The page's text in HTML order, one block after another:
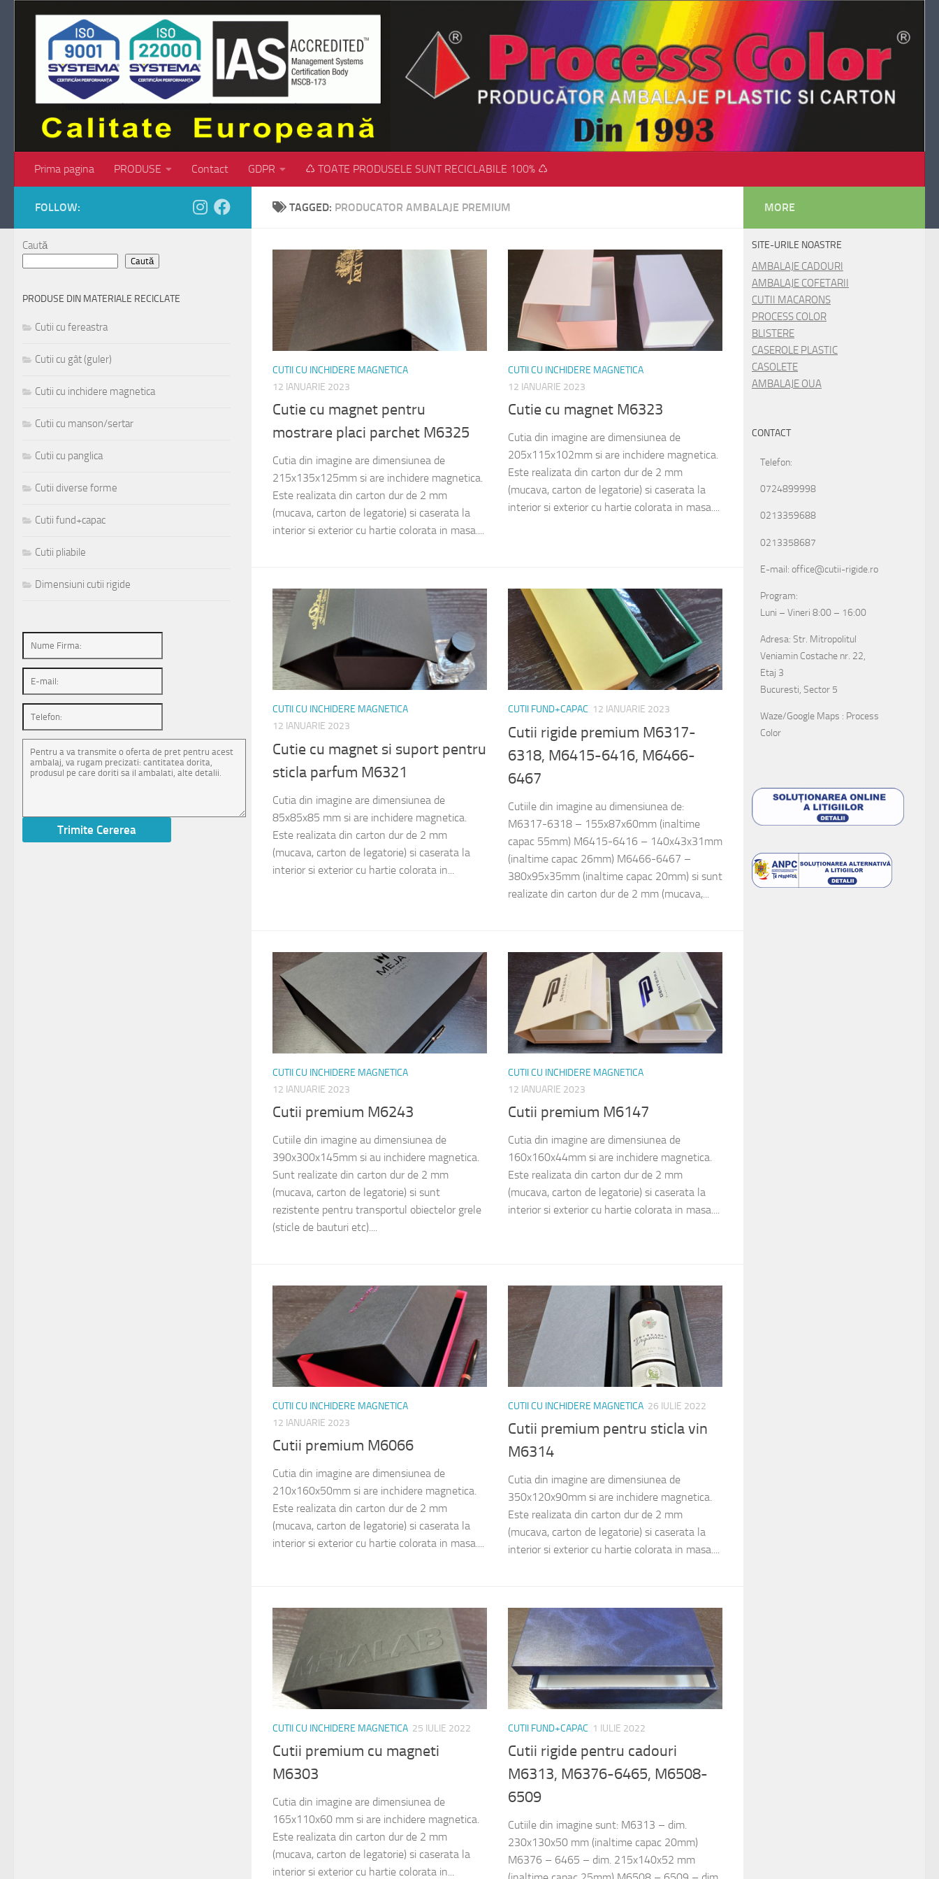
Skip to content
Prima pagina PRODUSE Contact GDPR ♺ TOATE PRODUSELE SUNT RECICLABILE 100% ♺
TAGGED: PRODUCATOR AMBALAJE PREMIUM
CUTII CU INCHIDERE MAGNETICA
12 IANUARIE 2023
Cutie cu magnet pentru
mostrare placi parchet M6325
Cutia din imagine are dimensiunea de
215x135x125mm si are inchidere magnetica.
Este realizata din carton dur de 2 mm
(mucava, carton de legatorie) si caserata la
interior si exterior cu hartie colorata in masa....
CUTII CU INCHIDERE MAGNETICA
12 IANUARIE 2023
Cutie cu magnet M6323
Cutia din imagine are dimensiunea de
205x115x102mm si are inchidere magnetica.
Este realizata din carton dur de 2 mm
(mucava, carton de legatorie) si caserata la
interior si exterior cu hartie colorata in masa....
CUTII CU INCHIDERE MAGNETICA
12 IANUARIE 2023
Cutie cu magnet si suport pentru
sticla parfum M6321
Cutia din imagine are dimensiunea de
85x85x85 mm si are inchidere magnetica.
Este realizata din carton dur de 2 mm
(mucava, carton de legatorie) si caserata la
interior si exterior cu hartie colorata in...
CUTII FUND+CAPAC 12 IANUARIE 2023
Cutii rigide premium M6317-
6318, M6415-6416, M6466-
6467
Cutiile din imagine au dimensiunea de:
M6317-6318 – 155x87x60mm (inaltime
capac 55mm) M6415-6416 – 140x43x31mm
(inaltime capac 26mm) M6466-6467 –
380x95x35mm (inaltime capac 20mm) si sunt
realizate din carton dur de 2 mm (mucava,...
CUTII CU INCHIDERE MAGNETICA
12 IANUARIE 2023
Cutii premium M6243
Cutiile din imagine au dimensiunea de
390x300x145mm si au inchidere magnetica.
Sunt realizate din carton dur de 2 mm
(mucava, carton de legatorie) si sunt
rezistente pentru transportul obiectelor grele
(sticle de bauturi etc)....
CUTII CU INCHIDERE MAGNETICA
12 IANUARIE 2023
Cutii premium M6147
Cutia din imagine are dimensiunea de
160x160x44mm si are inchidere magnetica.
Este realizata din carton dur de 2 mm
(mucava, carton de legatorie) si caserata la
interior si exterior cu hartie colorata in masa....
CUTII CU INCHIDERE MAGNETICA
12 IANUARIE 2023
Cutii premium M6066
Cutia din imagine are dimensiunea de
210x160x50mm si are inchidere magnetica.
Este realizata din carton dur de 2 mm
(mucava, carton de legatorie) si caserata la
interior si exterior cu hartie colorata in masa....
CUTII CU INCHIDERE MAGNETICA 26 IULIE 2022
Cutii premium pentru sticla vin
M6314
Cutia din imagine are dimensiunea de
350x120x90mm si are inchidere magnetica.
Este realizata din carton dur de 2 mm
(mucava, carton de legatorie) si caserata la
interior si exterior cu hartie colorata in masa....
CUTII CU INCHIDERE MAGNETICA 25 IULIE 2022
Cutii premium cu magneti
M6303
Cutia din imagine are dimensiunea de
165x110x60 mm si are inchidere magnetica.
Este realizata din carton dur de 2 mm
(mucava, carton de legatorie) si caserata la
interior si exterior cu hartie colorata in...
CUTII FUND+CAPAC 1 IULIE 2022
Cutii rigide pentru cadouri
M6313, M6376-6465, M6508-
6509
Cutiile din imagine sunt: M6313 – dim.
230x130x50 mm (inaltime capac 20mm)
M6376 – 6465 – dim. 215x140x52 mm
FOLLOW:
Caută
Caută
PRODUSE DIN MATERIALE RECICLATE
Cutii cu fereastra
Cutii cu gât (guler)
Cutii cu inchidere magnetica
Cutii cu manson/sertar
Cutii cu panglica
Cutii diverse forme
Cutii fund+capac
Cutii pliabile
Dimensiuni cutii rigide
MORE
SITE-URILE NOASTRE
AMBALAJE CADOURI
AMBALAJE COFETARII
CUTII MACARONS
PROCESS COLOR
BLISTERE
CASEROLE PLASTIC
CASOLETE
AMBALAJE OUA
CONTACT
Telefon:
0724899998
0213359688
0213358687
E-mail: office@cutii-rigide.ro
Program:
Luni – Vineri 8:00 – 16:00
Adresa: Str. Mitropolitul
Veniamin Costache nr. 22,
Etaj 3
Bucuresti, Sector 5
Waze/Google Maps : Process
Color